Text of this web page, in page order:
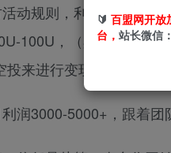
动规则，利用脚本达到
100U，（具体根据汇率
来进行变现)
润3000-5000+，跟着
🔰 百盟网开放
台， 站长微信